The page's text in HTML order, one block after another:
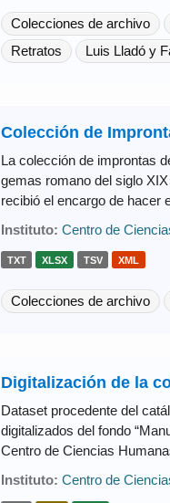
Colecciones de archivo
Retratos
Luis Lladó y
Colección de
La colección de improntas
gemas romano del siglo
recibió el encargo de hacer
Instituto: Centro de
TXT XLSX TSV XML
Colecciones de archivo
Digitalización de la
Dataset procedente del
digitalizados del fondo
Centro de Ciencias
Instituto: Centro de